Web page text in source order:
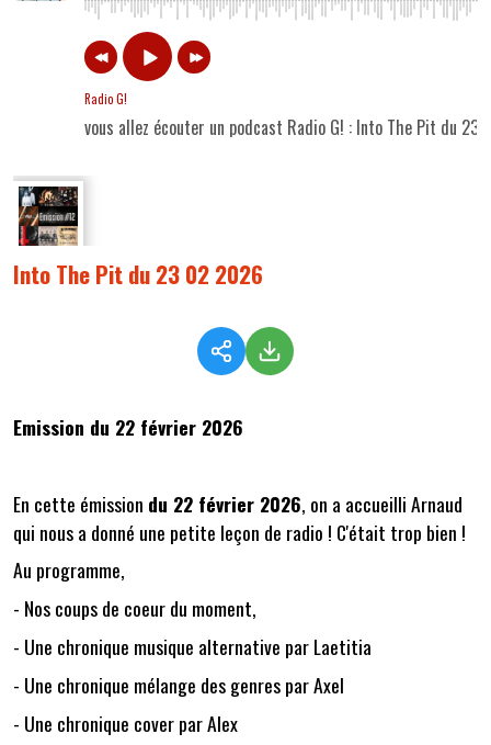
Radio G!
vous allez écouter un podcast Radio G! : Into The Pit du 23
Into The Pit du 23 02 2026
Emission du 22 février 2026
En cette émission du 22 février 2026, on a accueilli Arnaud
qui nous a donné une petite leçon de radio ! C'était trop bien !
Au programme,
- Nos coups de coeur du moment,
- Une chronique musique alternative par Laetitia
- Une chronique mélange des genres par Axel
- Une chronique cover par Alex